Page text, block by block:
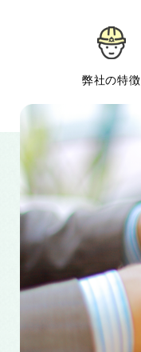
弊社の特徴